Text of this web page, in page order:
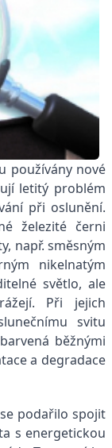
používány nové
letitý problém
při oslunění.
železité černi
např. směsným
nikelnatým
světlo, ale
Při jejich
svitu
běžnými
a degradace
podařilo spojit
s energetickou